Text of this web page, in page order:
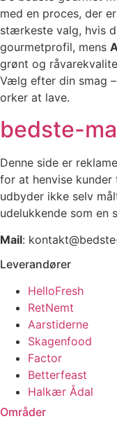
med en proces, der
stærkeste valg, hvis
gourmetprofil, mens
grønt og
Vælg efter din smag
orker at lave.
bedste-
Denne side er
for at henvise kunder
udbyder ikke selv
udelukkende som en
Mail:
Leverandører
HelloFresh
RetNemt
Aarstiderne
Skagenfood
Factor
Betterfeast
Halkær Ådal
Områder